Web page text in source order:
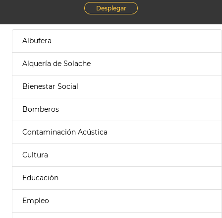
Desplegar
Albufera
Alquería de Solache
Bienestar Social
Bomberos
Contaminación Acústica
Cultura
Educación
Empleo